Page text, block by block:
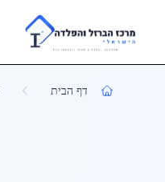
Skip to main content
דף הבית